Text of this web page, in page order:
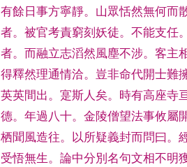
有餘日事方寧靜。 山眾恬然無何而
者。被官考責窮刻妖徒。不能支任
者。 而融立志滔然風塵不涉。客主
得釋然理通情洽。 豈非命代開士難
英英間出。寔斯人矣。 時有高座寺
德。年過八十。金陵僧望法事攸屬
栖聞風造往。 以所疑義封而問曰 。
受悟無生。論中分別名句文相不明